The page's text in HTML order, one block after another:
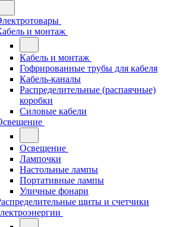
и монтаж
Кабель и монтаж
Гофрированные трубы для кабеля
Кабель-каналы
Распределительные (распаячные)
коробки
Силовые кабели
Освещение
Лампочки
Настольные лампы
Портативные лампы
Уличные фонари
щиты и счетчики